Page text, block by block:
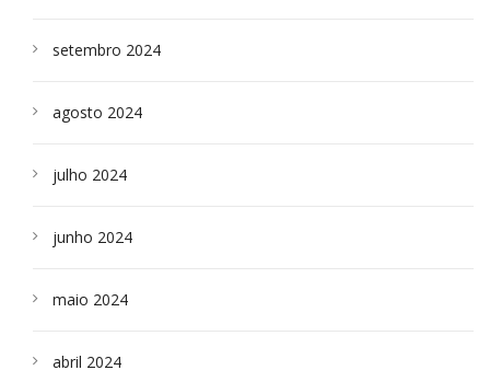
setembro 2024
agosto 2024
julho 2024
junho 2024
maio 2024
abril 2024